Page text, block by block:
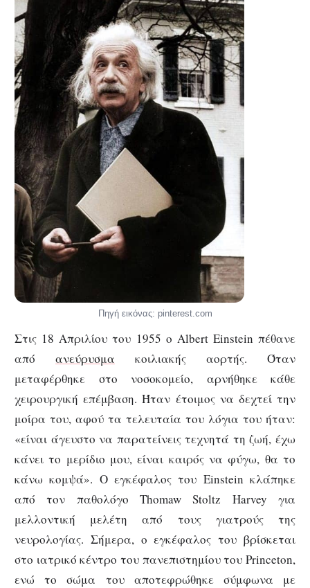
Πηγή εικόνας: pinterest.com
Στις 18 Απριλίου του 1955 ο Albert Einstein πέθανε
από ανεύρυσμα κοιλιακής αορτής. Όταν
μεταφέρθηκε στο νοσοκομείο, αρνήθηκε κάθε
χειρουργική επέμβαση. Ήταν έτοιμος να δεχτεί την
μοίρα του, αφού τα τελευταία του λόγια του ήταν:
«είναι άγευστο να παρατείνεις τεχνητά τη ζωή, έχω
κάνει το μερίδιο μου, είναι καιρός να φύγω, θα το
κάνω κομψά». Ο εγκέφαλος του Einstein κλάπηκε
από τον παθολόγο Thomaw Stoltz Harvey για
μελλοντική μελέτη από τους γιατρούς της
νευρολογίας. Σήμερα, ο εγκέφαλος του βρίσκεται
στο ιατρικό κέντρο του πανεπιστημίου του Princeton,
ενώ το σώμα του αποτεφρώθηκε σύμφωνα με